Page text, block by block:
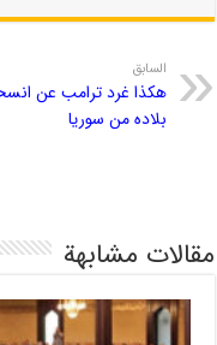
السابق
هكذا غرد ترامب عن
بلاده من سوريا
مقالات مشابهة